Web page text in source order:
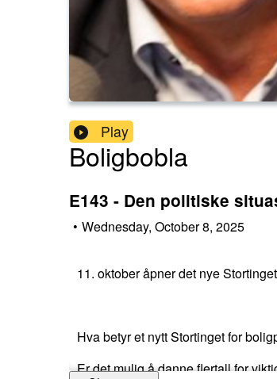
Play
Boligbobla
E143 - Den politiske
• Wednesday, October 8, 2025
11. oktober åpner det nye
Hva betyr et nytt Stortinget for
Er det mulig å danne flertall for